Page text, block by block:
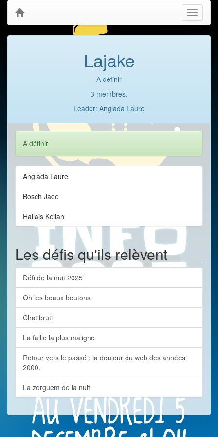
Toggle
Lajake
A définir
3 membres.
Leader: Anglada Laure
A définir
Anglada Laure
Bosch Jade
Hallais Kelian
Les défis qu'ils relèvent
Défi de la nuit 2025
Oh les beaux boutons
Chat'bruti
La faille la plus maligne
Retour vers le passé : la douleur du web des années
2000.
La zerguèm de la nuit